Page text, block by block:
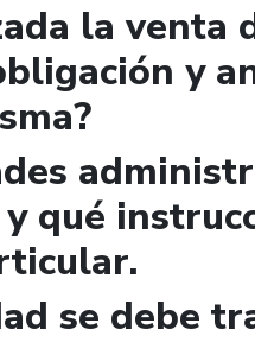
la venta
y
qué
se debe